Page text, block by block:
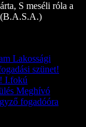
S meséli róla a
Lakossági
I.fokú
Meghívó
fogadóóra